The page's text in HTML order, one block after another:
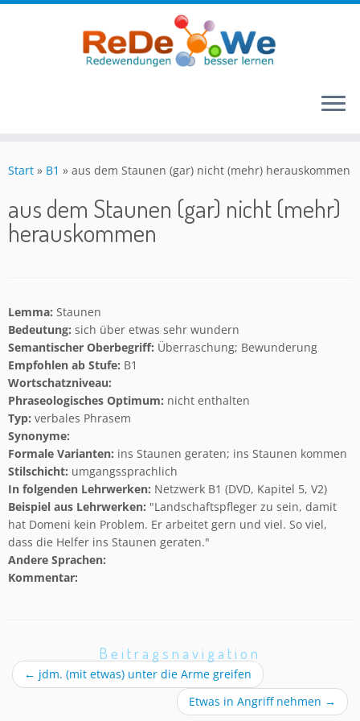
Inhalt
Start » B1 » aus dem Staunen (gar) nicht (mehr) herauskommen
aus dem Staunen (gar) nicht (mehr)
herauskommen
Lemma: Staunen
Bedeutung: sich über etwas sehr wundern
Semantischer Oberbegriff: Überraschung; Bewunderung
Empfohlen ab Stufe: B1
Wortschatzniveau:
Phraseologisches Optimum: nicht enthalten
Typ: verbales Phrasem
Synonyme:
Formale Varianten: ins Staunen geraten; ins Staunen kommen
Stilschicht: umgangssprachlich
In folgenden Lehrwerken: Netzwerk B1 (DVD, Kapitel 5, V2)
Beispiel aus Lehrwerken: "Landschaftspfleger zu sein, damit
hat Domeni kein Problem. Er arbeitet gern und viel. So viel,
dass die Helfer ins Staunen geraten."
Andere Sprachen:
Kommentar:
Beitragsnavigation
← jdm. (mit etwas) unter die Arme greifen
Etwas in Angriff nehmen →